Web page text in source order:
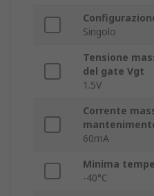
Singolo
Tensione
del gate Vgt
1.5V
Corrente
60mA
Minima
-40°C